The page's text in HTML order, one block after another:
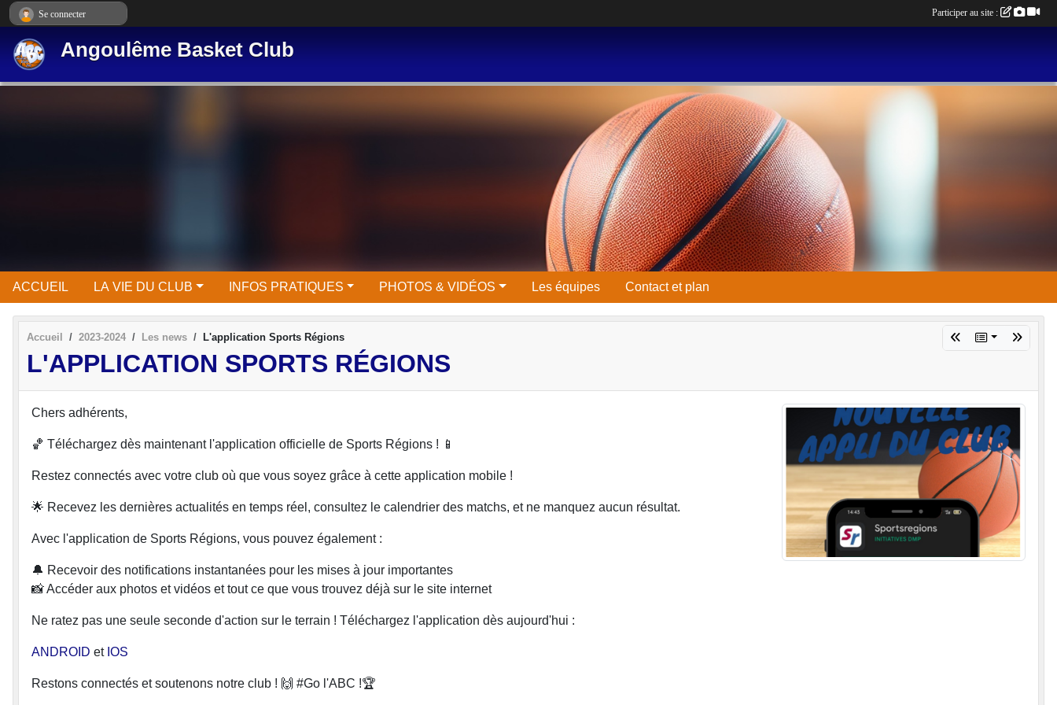
Angoulême Basket Club
ACCUEIL LA VIE DU CLUB INFOS PRATIQUES PHOTOS & VIDÉOS Les équipes Contact et plan
Accueil 2023-2024 Les news L'application Sports Régions
L'APPLICATION SPORTS RÉGIONS
Chers adhérents,
🏀 Téléchargez dès maintenant l'application officielle de Sports Régions ! 📱
Restez connectés avec votre club où que vous soyez grâce à cette application mobile !
🌟 Recevez les dernières actualités en temps réel, consultez le calendrier des matchs, et ne manquez aucun résultat.
Avec l'application de Sports Régions, vous pouvez également :
🔔 Recevoir des notifications instantanées pour les mises à jour importantes
📸 Accéder aux photos et vidéos et tout ce que vous trouvez déjà sur le site internet
Ne ratez pas une seule seconde d'action sur le terrain ! Téléchargez l'application dès aujourd'hui :
ANDROID et IOS
Restons connectés et soutenons notre club ! 🙌 #Go l'ABC !🏆
Se connecter Participer au site :
Panneau de gestion des cookies